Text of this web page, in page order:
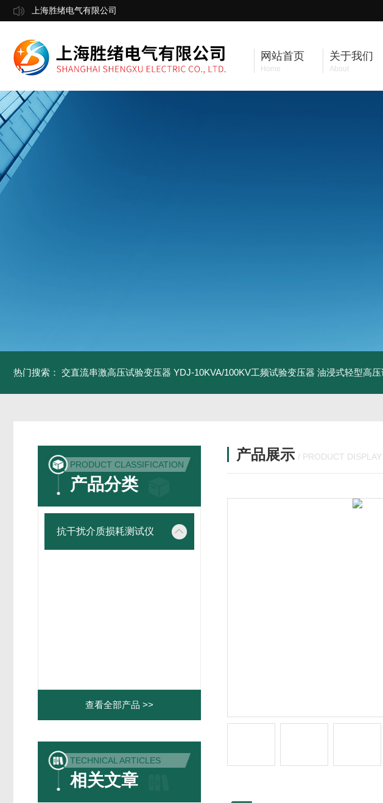
上海胜绪电气有限公司
网站首页
Home
关于我们
About
热门搜索： 交直流串激高压试验变压器 YDJ-10KVA/100KV工频试验变压器 油浸式轻型高
PRODUCT CLASSIFICATION
产品分类
抗干扰介质损耗测试仪
查看全部产品 >>
TECHNICAL ARTICLES
相关文章
产品展示 / PRODUCT DISPLAY